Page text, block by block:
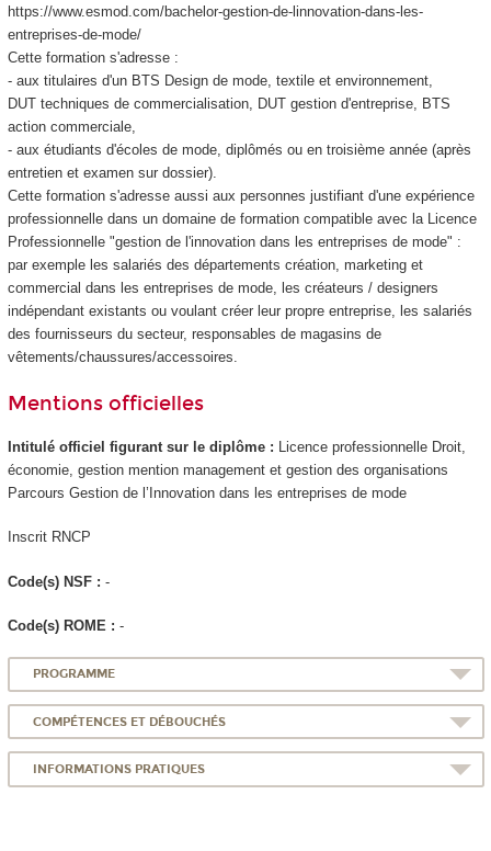
https://www.esmod.com/bachelor-gestion-de-linnovation-dans-les-
entreprises-de-mode/
Cette formation s'adresse :
- aux titulaires d'un BTS Design de mode, textile et environnement,
DUT techniques de commercialisation, DUT gestion d'entreprise, BTS
action commerciale,
- aux étudiants d'écoles de mode, diplômés ou en troisième année (après
entretien et examen sur dossier).
Cette formation s'adresse aussi aux personnes justifiant d'une expérience
professionnelle dans un domaine de formation compatible avec la Licence
Professionnelle "gestion de l'innovation dans les entreprises de mode" :
par exemple les salariés des départements création, marketing et
commercial dans les entreprises de mode, les créateurs / designers
indépendant existants ou voulant créer leur propre entreprise, les salariés
des fournisseurs du secteur, responsables de magasins de
vêtements/chaussures/accessoires.
Mentions officielles
Intitulé officiel figurant sur le diplôme : Licence professionnelle Droit,
économie, gestion mention management et gestion des organisations
Parcours Gestion de l’Innovation dans les entreprises de mode
Inscrit RNCP
Code(s) NSF : -
Code(s) ROME : -
PROGRAMME
COMPÉTENCES ET DÉBOUCHÉS
INFORMATIONS PRATIQUES